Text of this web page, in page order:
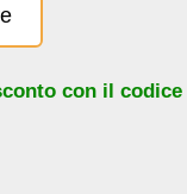
con il codice